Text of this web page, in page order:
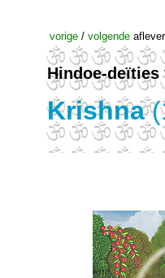
vorige / volgende
Hindoe-
Krishna